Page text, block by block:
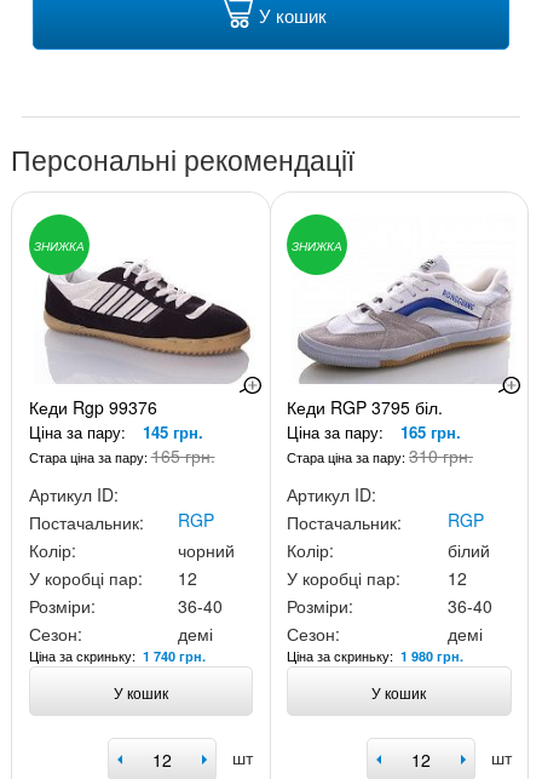
У кошик
Персональні рекомендації
ЗНИЖКА
Кеди Rgp 99376
Ціна за пару: 145 грн.
Стара ціна за пару:165 грн.
Артикул ID:
Постачальник:
RGP
Колір:
чорний
У коробці пар:
12
Розміри:
36-40
Сезон:
демі
Ціна за скриньку: 1 740 грн.
У кошик
шт
ЗНИЖКА
Кеди RGP 3795 біл.
Ціна за пару: 165 грн.
Стара ціна за пару:310 грн.
Артикул ID:
Постачальник:
RGP
Колір:
білий
У коробці пар:
12
Розміри:
36-40
Сезон:
демі
Ціна за скриньку:1 980 грн.
У кошик
шт